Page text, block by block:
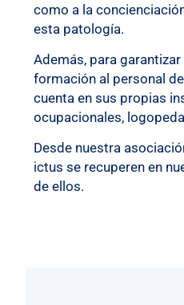
como a la
esta patología.
Además, para
formación al personal
cuenta en sus propias
ocupacionales,
Desde nuestra
ictus se recuperen en
de ellos.